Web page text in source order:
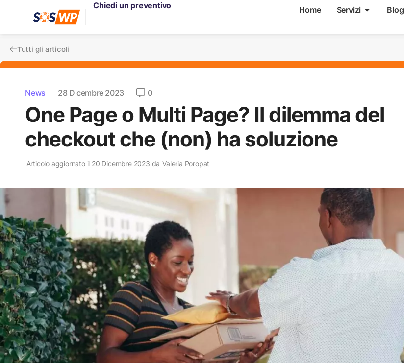
Home Servizi Blog
Chiedi un preventivo
Tutti gli articoli
News 28 Dicembre 2023 0
One Page o Multi Page? Il dilemma del
checkout che (non) ha soluzione
Articolo aggiornato il 20 Dicembre 2023 da Valeria Poropat